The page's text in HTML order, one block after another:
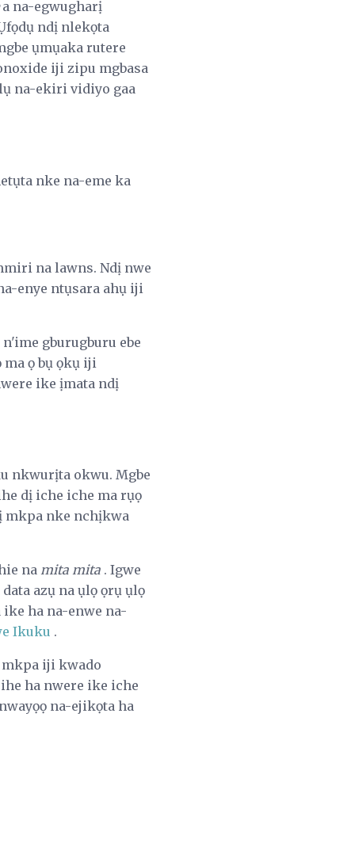
a na-egwugharị
ndị nlekọta
ụmụaka rutere
iji zipu mgbasa
na-ekiri vidiyo gaa
nke na-eme ka
na lawns. Ndị nwe
enye ntụsara ahụ iji
gburugburu ebe
ọ bụ ọkụ iji
ike ịmata ndị
nkwurịta okwu. Mgbe
dị iche iche ma rụọ
mkpa nke nchịkwa
na mita mita . Igwe
azụ na ụlọ ọrụ ụlọ
ha na-enwe na-
Ikuku .
mkpa iji kwado
ha nwere ike iche
na-ejikọta ha